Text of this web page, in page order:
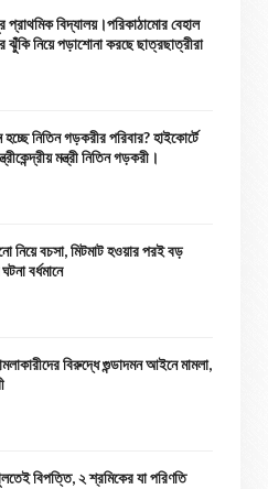
প্রাথমিক বিদ্যালয়।পরিকাঠামোর বেহাল
ঝুঁকি নিয়ে পড়াশোনা করছে ছাত্রছাত্রীরা
নিতিন গড়করীর পরিবার? হাইকোর্টে
মন্ত্রী নিতিন গড়করী।
নিয়ে বচসা, মিটমাট হওয়ার পরই বড়
বর্ধমানে
বিরুদ্ধে গুন্ডাদমন আইনে মামলা,
বিপত্তি, ২ শ্রমিকের যা পরিণতি